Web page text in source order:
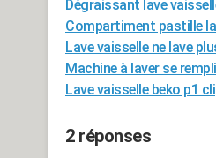
Dégraissant lave
Compartiment pastille
Lave vaisselle ne lave
Machine à laver se
Lave vaisselle beko p1
2 réponses